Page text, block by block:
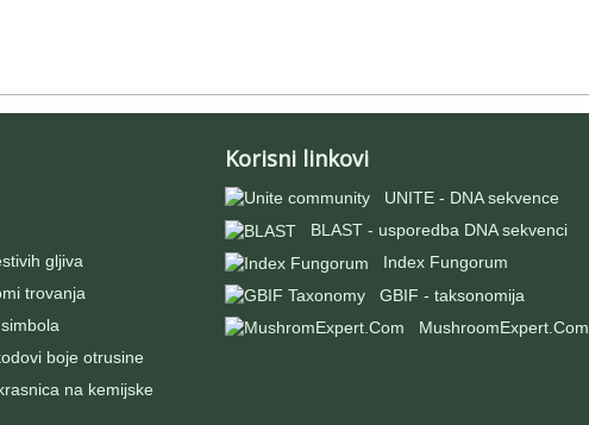
gljiva
trovanja
boje otrusine
na kemijske
Korisni linkovi
UNITE - DNA sekvence
BLAST - usporedba DNA sekvenci
Index Fungorum
GBIF - taksonomija
MushroomExpert.Com